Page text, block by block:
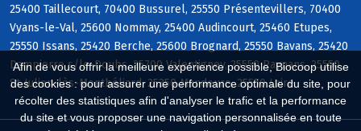
Afin de vous offrir la meilleure expérience possible, Biocoop utilise
des cookies : pour assurer une performance optimale du site, pour
récolter des statistiques afin d'analyser le trafic et la performance
du site et vous proposer une navigation personnalisée en toute
25400 Taillecourt, 70400 Bussurel, 25550 Présentevillers, 70400
Vyans-le-Val, 25600 Nommay, 25400 Audincourt, 25460 Etupes,
25550 Issans, 25420 Berche, 25600 Brognard, 25550 Bavans, 25420
Dampierre s/le-Doubs, 25700 Valentigney, 25550 Raynans, 25550
St-Julien-lès-Montbéliard, 25350 Mandeure, 25550 Laire